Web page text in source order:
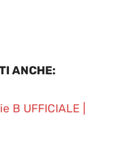
ANCHE:
B UFFICIALE |